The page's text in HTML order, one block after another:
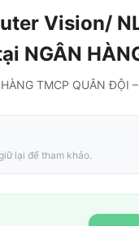
Vision/
NGÂN
TMCP QUÂN ĐỘI
lại để tham khảo.